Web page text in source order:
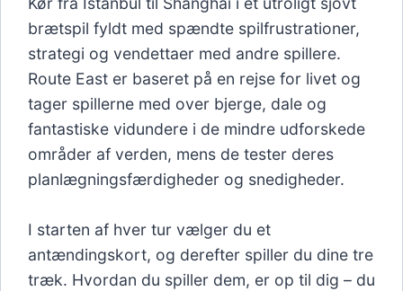
brætspil fyldt med spændte spilfrustrationer,
strategi og vendettaer med andre spillere.
Route East er baseret på en rejse for livet og
tager spillerne med over bjerge, dale og
fantastiske vidundere i de mindre udforskede
områder af verden, mens de tester deres
planlægningsfærdigheder og snedigheder.
I starten af hver tur vælger du et
antændingskort, og derefter spiller du dine tre
træk. Hvordan du spiller dem, er op til dig – du